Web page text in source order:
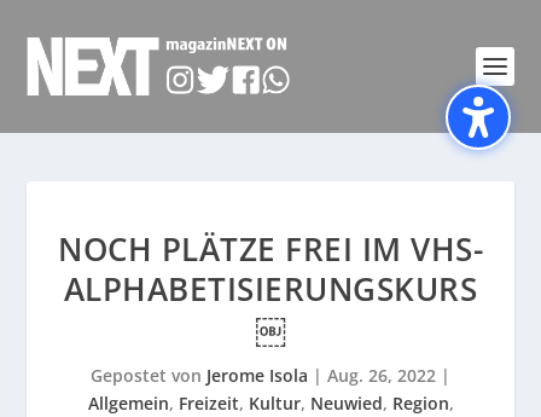
NOCH PLÄTZE FREI IM VHS-
ALPHABETISIERUNGSKURS
￼
Gepostet von Jerome Isola | Aug. 26, 2022 |
Allgemein, Freizeit, Kultur, Neuwied, Region,